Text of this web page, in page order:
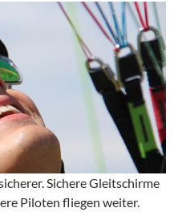
Sichere Gleitschirme
Piloten fliegen weiter.